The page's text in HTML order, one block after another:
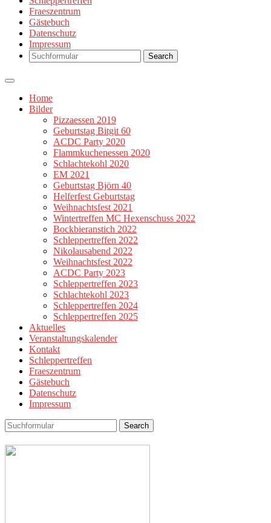
Fraeszentrum
Gästebuch
Datenschutz
Impressum
Search
Home
Bilder
Pizzaessen 2019
Geburtstag Bitgit 60
ACDC Party 2020
Flammkuchenessen 2020
Schlachtekohl 2020
EM 2021
Geburtstag Björn 40
Helferfest Geburtstag
Weihnachtsfest 2021
Wintertreffen MC Hexenschuss 2022
Bockbieranstich 2022
Schleppertreffen 2022
Nikolausabend 2022
Weihnachtsfest 2022
ACDC Party 2023
Schleppertreffen 2023
Schlachtekohl 2023
Schleppertreffen 2024
Schleppertreffen 2025
Aktuelles
Veranstaltungskalender
Kontakt
Schleppertreffen
Fraeszentrum
Gästebuch
Datenschutz
Impressum
Search